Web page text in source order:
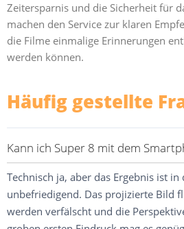
Zeitersparnis und die Sicherheit für
machen den Service zur klaren
die Filme einmalige Erinnerungen
werden können.
Häufig gestellte
Kann ich Super 8 mit dem
Technisch ja, aber das Ergebnis ist in
unbefriedigend. Das projizierte Bild
werden verfälscht und die